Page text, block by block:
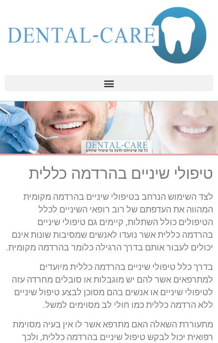
טיפולי שיניים בהרדמה כללית
לצד השימוש הנרחב בטיפולי שיניים בהרדמה מקומית
המהווה את העדפתם של רוב רופאי השיניים לכלל
הטיפולים כולל השתלות, קיימים גם טיפולי שיניים
בהרדמה כללית אשר נועדו לאנשים שמסיבות שונות אינם
יכולים לעבור אותם בדרך הרגילה כלומר בהרדמה מקומית.
בדרך כלל טיפולי שיניים בהרדמה כללית מיועדים
למתרפאים אשר להם יש מוגבלות או סובלים מחרדה עזה
לטיפולי שיניים או אנשים בהם מסוכן לבצע טיפול שיניים
ללא הרדמה כללית כמו חולי לב מסוימים למשל.
מתעוררת השאלה האם מתרפא אשר לו אין בעיה מסוימת
רפואית יכול לבקש טיפול שיניים בהרדמה כללית, ולכך